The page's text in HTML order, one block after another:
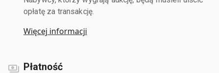
opłatę za transakcję.
Więcej informacji
Płatność